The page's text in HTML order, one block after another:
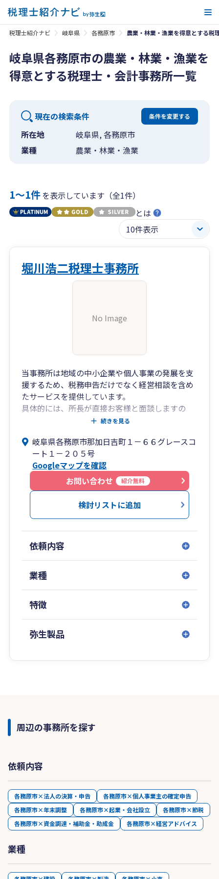
税理士紹介ナビ 岐阜県 各務原市 農業・林業・漁業を得意とする税
岐阜県各務原市の農業・林業・漁業を
得意とする税理士・会計事務所一覧
現在の検索条件 条件を変更する
所在地
岐阜県, 各務原市
業種
農業・林業・漁業
1〜1件を表示しています（全1件）
とは
堀川浩二税理士事務所
No Image
当事務所は地域の中小企業や個人事業の発展を支
援するため、税務申告だけでなく経営相談を含め
たサービスを提供しています。
具体的には、所長が直接お客様と面談しますの
で、財務分析や節税対策、資金調達など多くの税
また、所長が中小企業診断士でもあるので、経営
戦略・人事施策・マーケティングなど多岐に渡り
経営に対する助言しております。
詳しくは、ホームページをご覧ください。
続きを見る
岐阜県各務原市那加日吉町１－６６グレースコ
ート１－２０５号
Googleマップを確認
お問い合わせ
紹介無料
検討リストに追加
依頼内容
業種
特徴
弥生製品
周辺の事務所を探す
依頼内容
各務原市×法人の決算・申告
各務原市×個人事業主の確定申告
各務原市×年末調整
各務原市×起業・会社設立
各務原市×節税
各務原市×資金調達・補助金・助成金
各務原市×経営アドバイス
業種